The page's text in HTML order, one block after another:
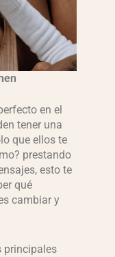
en el
tener una
que ellos te
prestando
esto te
qué
cambiar y
principales